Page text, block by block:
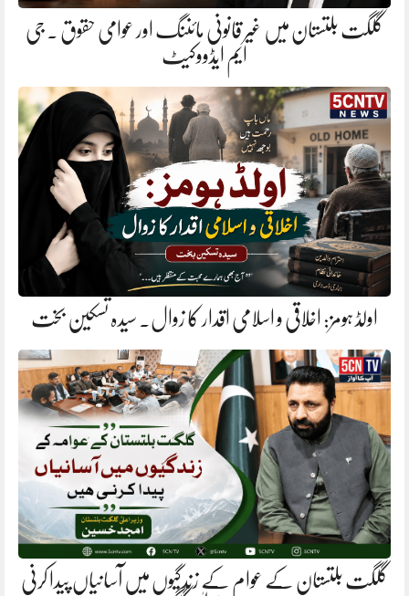
گلگت بلتستان میں غیر قانونی مائننگ اور عوامی حقوق . جی
ایم ایڈووکیٹ
اولڈ ہومز: اخلاقی و اسلامی اقدار کا زوال. سیدہ تسکین بخت
گلگت بلتستان کے عوام کے زندگیوں میں آسانیاں پیدا کرنی